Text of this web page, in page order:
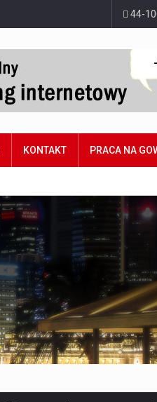
44-
KONTAKT PRACA NA